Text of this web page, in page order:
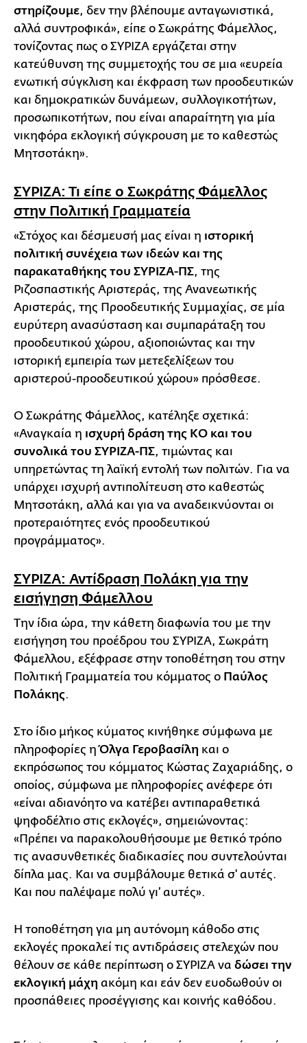
στηρίζουμε, δεν την βλέπουμε ανταγωνιστικά,
αλλά συντροφικά», είπε ο Σωκράτης Φάμελλος,
τονίζοντας πως ο ΣΥΡΙΖΑ εργάζεται στην
κατεύθυνση της συμμετοχής του σε μια «ευρεία
ενωτική σύγκλιση και έκφραση των προοδευτικών
και δημοκρατικών δυνάμεων, συλλογικοτήτων,
προσωπικοτήτων, που είναι απαραίτητη για μία
νικηφόρα εκλογική σύγκρουση με το καθεστώς
Μητσοτάκη».
ΣΥΡΙΖΑ: Τι είπε ο Σωκράτης Φάμελλος
στην Πολιτική Γραμματεία
«Στόχος και δέσμευσή μας είναι η ιστορική
πολιτική συνέχεια των ιδεών και της
παρακαταθήκης του ΣΥΡΙΖΑ-ΠΣ, της
Ριζοσπαστικής Αριστεράς, της Ανανεωτικής
Αριστεράς, της Προοδευτικής Συμμαχίας, σε μία
ευρύτερη ανασύσταση και συμπαράταξη του
προοδευτικού χώρου, αξιοποιώντας και την
ιστορική εμπειρία των μετεξελίξεων του
αριστερού-προοδευτικού χώρου» πρόσθεσε.
Ο Σωκράτης Φάμελλος, κατέληξε σχετικά:
«Αναγκαία η ισχυρή δράση της ΚΟ και του
συνολικά του ΣΥΡΙΖΑ-ΠΣ, τιμώντας και
υπηρετώντας τη λαϊκή εντολή των πολιτών. Για να
υπάρχει ισχυρή αντιπολίτευση στο καθεστώς
Μητσοτάκη, αλλά και για να αναδεικνύονται οι
προτεραιότητες ενός προοδευτικού
προγράμματος».
ΣΥΡΙΖΑ: Αντίδραση Πολάκη για την
εισήγηση Φάμελλου
Την ίδια ώρα, την κάθετη διαφωνία του με την
εισήγηση του προέδρου του ΣΥΡΙΖΑ, Σωκράτη
Φάμελλου, εξέφρασε στην τοποθέτηση του στην
Πολιτική Γραμματεία του κόμματος ο Παύλος
Πολάκης.
Στο ίδιο μήκος κύματος κινήθηκε σύμφωνα με
πληροφορίες ηΌλγα Γεροβασίλη και ο
εκπρόσωπος του κόμματος Κώστας Ζαχαριάδης, ο
οποίος, σύμφωνα με πληροφορίες ανέφερε ότι
«είναι αδιανόητο να κατέβει αντιπαραθετικά
ψηφοδέλτιο στις εκλογές», σημειώνοντας:
«Πρέπει να παρακολουθήσουμε με θετικό τρόπο
τις ανασυνθετικές διαδικασίες που συντελούνται
δίπλα μας. Και να συμβάλουμε θετικά σ' αυτές.
Και που παλέψαμε πολύ γι’ αυτές».
Η τοποθέτηση για μη αυτόνομη κάθοδο στις
εκλογές προκαλεί τις αντιδράσεις στελεχών που
θέλουν σε κάθε περίπτωση ο ΣΥΡΙΖΑ να δώσει την
εκλογική μάχη ακόμη και εάν δεν ευοδωθούν οι
προσπάθειες προσέγγισης και κοινής καθόδου.